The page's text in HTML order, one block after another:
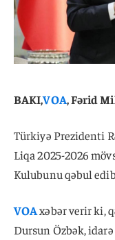
BAKI,VOA, Fərid
Türkiyə Prezidenti
Liqa 2025-2026
Kulubunu qəbul
VOAxəbər verir ki,
Dursun Özbək,